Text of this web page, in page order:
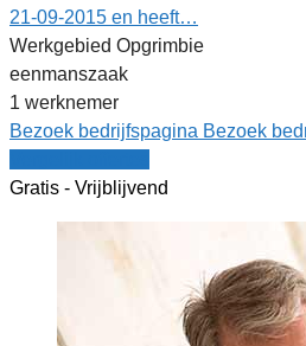
21-09-2015 en heeft…
Werkgebied Opgrimbie
eenmanszaak
1 werknemer
Bezoek bedrijfspagina Bezoek
Gratis - Vrijblijvend